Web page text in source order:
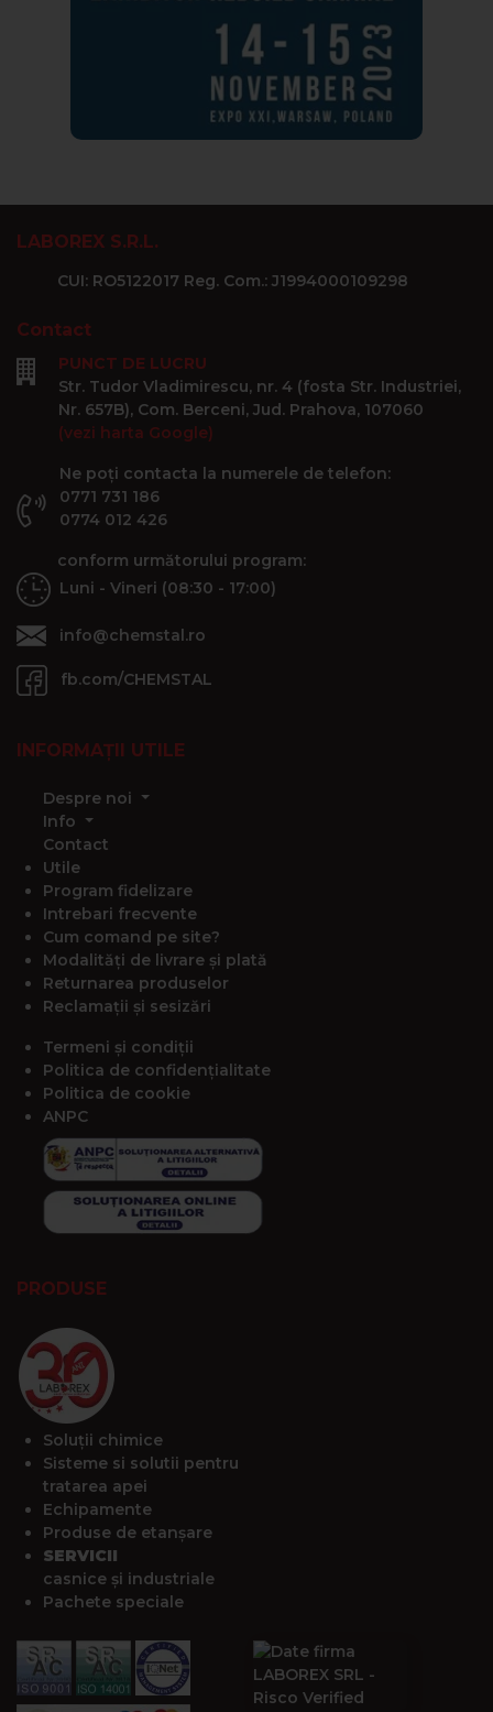
LABOREX S.R.L.
CUI: RO5122017 Reg. Com.: J1994000109298
Contact
PUNCT DE LUCRU
Str. Tudor Vladimirescu, nr. 4 (fosta Str. Industriei,
Nr. 657B), Com. Berceni, Jud. Prahova, 107060
(vezi harta Google)
Ne poți contacta la numerele de telefon:
0771 731 186
0774 012 426
conform următorului program:
Luni - Vineri (08:30 - 17:00)
info@chemstal.ro
fb.com/CHEMSTAL
INFORMAȚII UTILE
Despre noi
Info
Contact
Utile
Program fidelizare
Intrebari frecvente
Cum comand pe site?
Modalități de livrare și plată
Returnarea produselor
Reclamații și sesizări
Termeni și condiții
Politica de confidențialitate
Politica de cookie
ANPC
PRODUSE
Soluții chimice
Sisteme si solutii pentru
tratarea apei
Echipamente
Produse de etanșare
SERVICII
casnice și industriale
Pachete speciale